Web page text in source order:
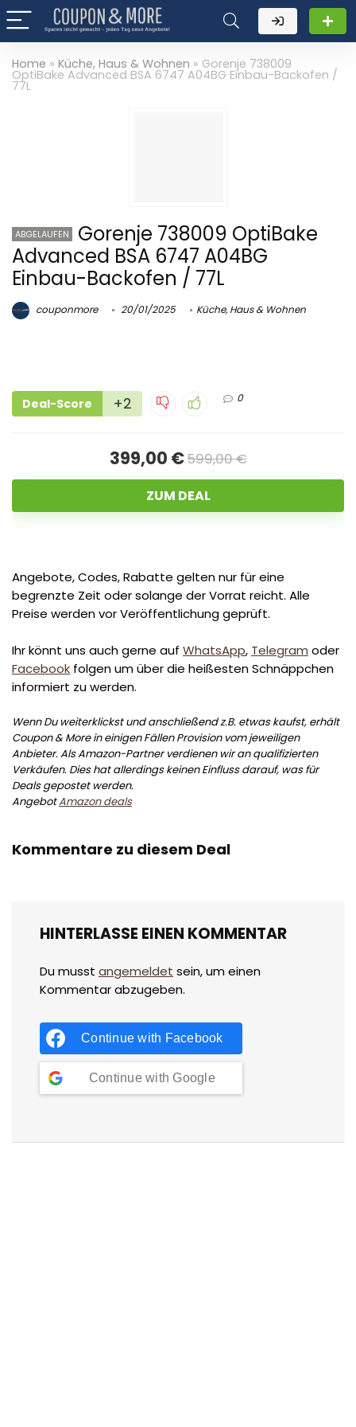
Home » Küche, Haus & Wohnen » Gorenje 738009
OptiBake Advanced BSA 6747 A04BG Einbau-Backofen /
77L
ABGELAUFEN
Gorenje 738009 OptiBake
Advanced BSA 6747 A04BG
Einbau-Backofen / 77L
couponmore 20/01/2025 Küche, Haus & Wohnen
Deal-Score +2 0
399,00 €599,00 €
ZUM DEAL
Angebote, Codes, Rabatte gelten nur für eine
begrenzte Zeit oder solange der Vorrat reicht. Alle
Preise werden vor Veröffentlichung geprüft.
Ihr könnt uns auch gerne auf WhatsApp, Telegram oder
Facebook folgen um über die heißesten Schnäppchen
informiert zu werden.
Wenn Du weiterklickst und anschließend z.B. etwas kaufst, erhält
Coupon & More in einigen Fällen Provision vom jeweiligen
Anbieter. Als Amazon-Partner verdienen wir an qualifizierten
Verkäufen. Dies hat allerdings keinen Einfluss darauf, was für
Deals gepostet werden.
AngebotAmazon deals
Kommentare zu diesem Deal
HINTERLASSE EINEN KOMMENTAR
Du musst angemeldet sein, um einen
Kommentar abzugeben.
Continue with Facebook
Continue with Google